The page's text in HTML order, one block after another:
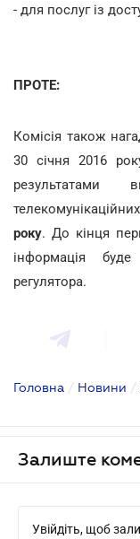
- для послуг із
ПРОТЕ:
Комісія також
30 січня 2016
результатами
року. До кінця
інформація
регулятора.
Головна / Новини /
Залиште
Увійдіть, щоб